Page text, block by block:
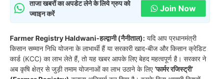
ताजा खबरों का अपडेट लेने के लिये ग्रुप को
ज्वाइन करें
Join Now
Farmer Registry Haldwani-हल्द्वानी (नैनीताल): यदि आप प्रधानमंत्री
किसान सम्मान निधि योजना के लाभार्थी हैं या सरकारी खाद-बीज और किसान क्रेडिट
कार्ड (KCC) का लाभ लेते हैं, तो यह खबर आपके लिए बेहद महत्वपूर्ण है। सरकार ने
अब कृषि क्षेत्र से जुड़ी तमाम योजनाओं का लाभ उठाने के लिए‘फार्मर रजिस्ट्री’